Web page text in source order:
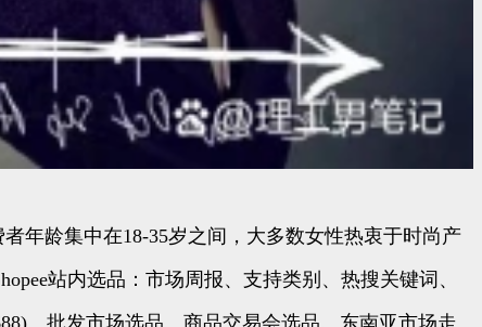
年龄集中在18-35岁之间，大多数女性热衷于时尚产
站内选品：市场周报、支持类别、热搜关键词、